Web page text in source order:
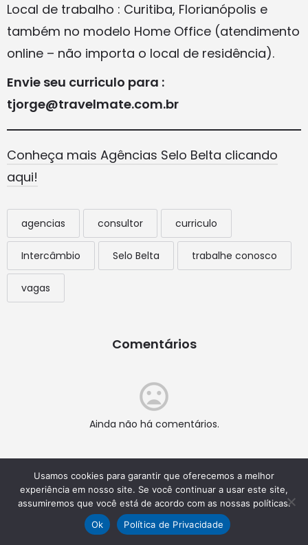
Local de trabalho : Curitiba, Florianópolis e
também no modelo Home Office (atendimento
online – não importa o local de residência).
Envie seu curriculo para :
tjorge@travelmate.com.br
Conheça mais Agências Selo Belta clicando
aqui!
agencias consultor curriculo
Intercâmbio Selo Belta trabalhe conosco
vagas
Comentários
Ainda não há comentários.
Adicionar um comentário
Nome
Usamos cookies para garantir que oferecemos a melhor
experiência em nosso site. Se você continuar a usar este site,
assumiremos que você está de acordo com as nossas políticas.
Ok
Política de Privacidade